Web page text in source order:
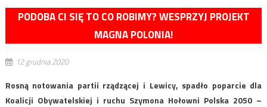
PODOBA CI SIĘ TO CO ROBIMY? WESPRZYJ PROJEKT
MAGNA POLONIA!
12 grudnia 2020
Rosną notowania partii rządzącej i Lewicy, spadło poparcie dla
Koalicji Obywatelskiej i ruchu Szymona Hołowni Polska 2050 –